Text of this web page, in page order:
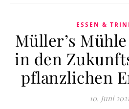
ESSEN &
Müller’s
in den
pflanzlichen
10. Juni